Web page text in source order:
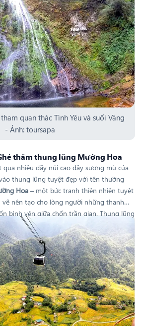
chiếc nón; thấp thoáng sau từng lớp nước
là một thảm thực vật rừng xanh tốt;
óng ánh nghiêng mình uốn lượn với
cỏ xanh mượt trải dài dưới chân những bụi
quan thác Tình Yêu và suối Vàng
- Ảnh: toursapa
thăm thung lũng Mường Hoa
qua nhiều dãy núi cao đầy sương mù của
vào thung lũng tuyệt đẹp với tên thường
Hoa – một bức tranh thiên nhiên tuyệt
nên tạo cho lòng người những thanh
bình yên giữa chốn trần gian. Thung lũng
nhà đơn sơ hiện hữu ngay giữa các thửa
cô gái miền sơn cước, đơn thuần
mỗi mùa trong năm, Mường Hoa lại khoác